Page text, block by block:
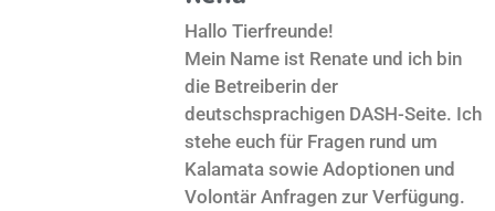
Hallo Tierfreunde!
Mein Name ist Renate und ich bin
die Betreiberin der
deutschsprachigen DASH-Seite. Ich
stehe euch für Fragen rund um
Kalamata sowie Adoptionen und
Volontär Anfragen zur Verfügung.